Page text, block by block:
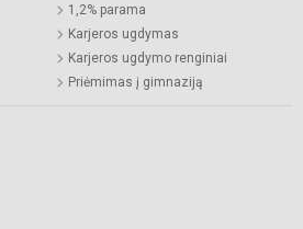
1,2% parama
Karjeros ugdymas
Karjeros ugdymo renginiai
Priėmimas į gimnaziją